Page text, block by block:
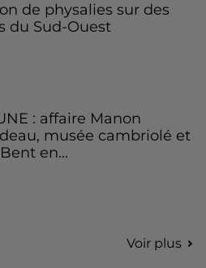
de physalies sur des
du Sud-Ouest
: affaire Manon
musée cambriolé et
en...
Voir plus